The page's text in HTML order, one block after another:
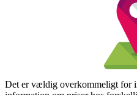
Det er vældig overkommeligt for